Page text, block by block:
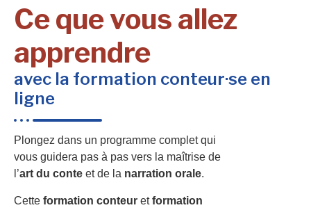
Ce que vous allez
apprendre
avec la formation conteur·se en
ligne
Plongez dans un programme complet qui
vous guidera pas à pas vers la maîtrise de
l’art du conte et de la narration orale.
Cette formation conteur etformation